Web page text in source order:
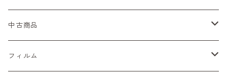
Nikon（ニコン）
Sシリーズ
Canon（キヤノン）
中古商品
フィルムカメラ
フィルム